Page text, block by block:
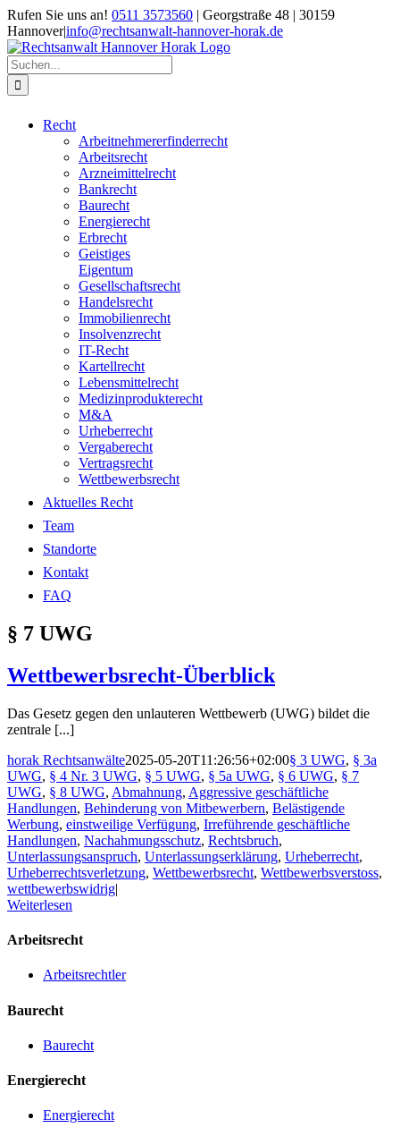
Zum
Inhalt
springen
Rufen Sie uns an! 0511 3573560 | Georgstraße 48 | 30159
Hannover|info@rechtsanwalt-hannover-horak.de
Suche
nach:
Recht
Arbeitnehmererfinderrecht
Arbeitsrecht
Arzneimittelrecht
Bankrecht
Baurecht
Energierecht
Erbrecht
Geistiges
Eigentum
Gesellschaftsrecht
Handelsrecht
Immobilienrecht
Insolvenzrecht
IT-Recht
Kartellrecht
Lebensmittelrecht
Medizinprodukterecht
M&A
Urheberrecht
Vergaberecht
Vertragsrecht
Wettbewerbsrecht
Aktuelles Recht
Team
Standorte
Kontakt
FAQ
§ 7 UWG
Wettbewerbsrecht-Überblick
Das Gesetz gegen den unlauteren Wettbewerb (UWG) bildet die
zentrale [...]
horak Rechtsanwälte2025-05-20T11:26:56+02:00§ 3 UWG, § 3a
UWG, § 4 Nr. 3 UWG, § 5 UWG, § 5a UWG, § 6 UWG, § 7
UWG, § 8 UWG, Abmahnung, Aggressive geschäftliche
Handlungen, Behinderung von Mitbewerbern, Belästigende
Werbung, einstweilige Verfügung, Irreführende geschäftliche
Handlungen, Nachahmungsschutz, Rechtsbruch,
Unterlassungsanspruch, Unterlassungserklärung, Urheberrecht,
Urheberrechtsverletzung, Wettbewerbsrecht, Wettbewerbsverstoss,
wettbewerbswidrig|
Weiterlesen
Arbeitsrecht
Arbeitsrechtler
Baurecht
Baurecht
Energierecht
Energierecht